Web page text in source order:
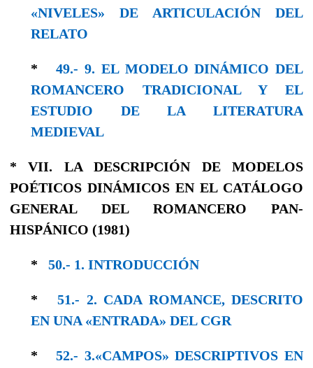
«NIVELES» DE ARTICULACIÓN DEL
RELATO
*49.- 9. EL MODELO DINÁMICO DEL
ROMANCERO TRADICIONAL Y EL
ESTUDIO DE LA LITERATURA
MEDIEVAL
* VII. LA DESCRIPCIÓN DE MODELOS
POÉTICOS DINÁMICOS EN EL CATÁLOGO
GENERAL DEL ROMANCERO PAN-
HISPÁNICO (1981)
* 50.- 1. INTRODUCCIÓN
*51.- 2. CADA ROMANCE, DESCRIΤΟ
EΝ UNA «ENTRADA» DEL CGR
* 52.- 3.«CAMPOS» DESCRIPTIVOS EN